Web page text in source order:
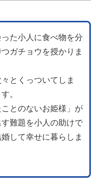
た小人に食べ物を分
ガチョウを授かりま
とくっついてしま
。
とのないお姫様」が
難題を小人の助けで
して幸せに暮らしま